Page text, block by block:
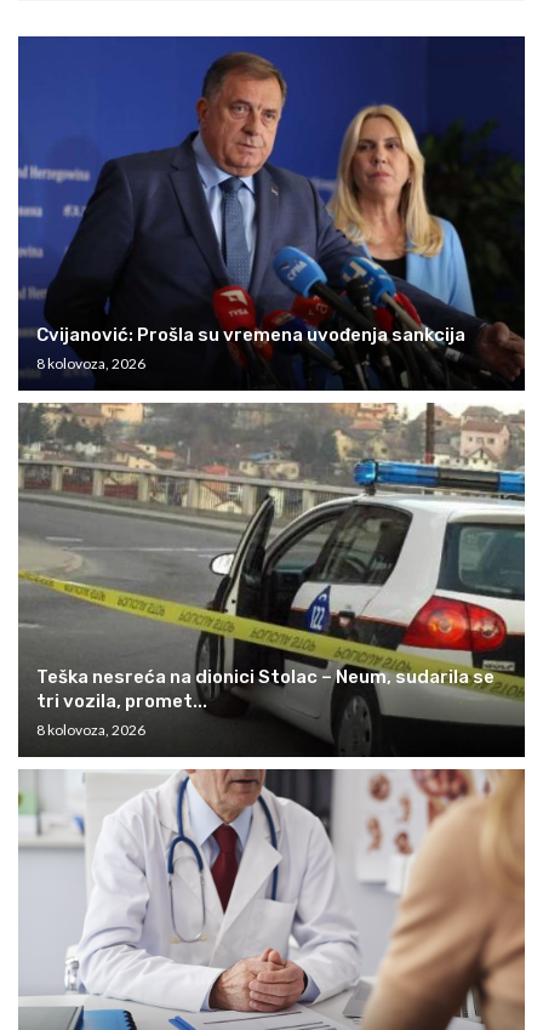
Cvijanović: Prošla su vremena uvođenja sankcija
8 kolovoza, 2026
Teška nesreća na dionici Stolac – Neum, sudarila se
tri vozila, promet...
8 kolovoza, 2026